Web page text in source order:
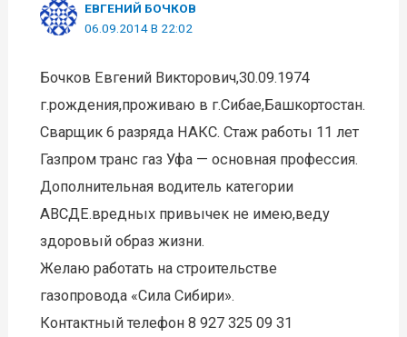
ЕВГЕНИЙ БОЧКОВ
06.09.2014 В 22:02
Бочков Евгений Викторович,30.09.1974
г.рождения,проживаю в г.Сибае,Башкортостан.
Сварщик 6 разряда НАКС. Стаж работы 11 лет
Газпром транс газ Уфа — основная профессия.
Дополнительная водитель категории
АВСДЕ.вредных привычек не имею,веду
здоровый образ жизни.
Желаю работать на строительстве
газопровода «Сила Сибири».
Контактный телефон 8 927 325 09 31